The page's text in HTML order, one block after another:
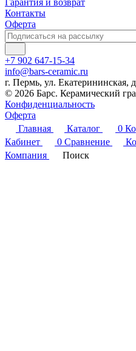
Контакты
Оферта
+7 902 647-15-34
info@bars-ceramic.ru
г. Пермь, ул. Екатерининская,
© 2026 Барс. Керамический
Конфиденциальность
Оферта
Главная
Каталог 0
Кабинет
0 Сравнение
Компания
Поиск